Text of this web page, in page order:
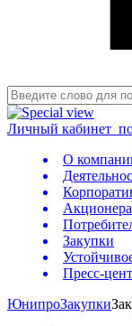
Личный кабинет
О
Закупки
Пресс-
ЮнипроЗакупки